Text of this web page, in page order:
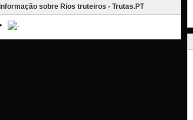
Informação sobre Rios truteiros - Trutas.PT